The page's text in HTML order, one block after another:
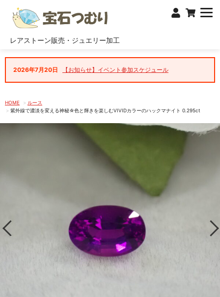
レアストーン販売・ジュエリー加工
2026年7月20日 【お知らせ】イベント参加スケジュール
HOME
ルース
紫外線で濃淡を変える神秘☆色と輝きを楽しむVIVIDカラーのハックマナイト 0.295ct